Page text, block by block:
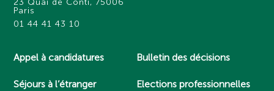
23 Quai de Conti, 75006
Paris
01 44 41 43 10
Appel à candidatures
Séjours à l’étranger
Bulletin des décisions
Elections professionnelles